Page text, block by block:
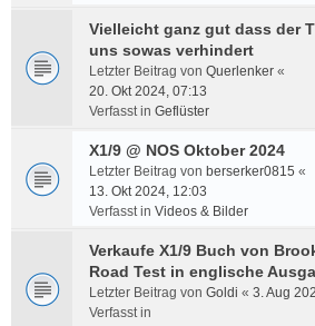
Vielleicht ganz gut dass der
uns sowas verhindert
Letzter Beitrag von Querlenker «
20. Okt 2024, 07:13
Verfasst in Geflüster
X1/9 @ NOS Oktober 2024
Letzter Beitrag von berserker0815 «
13. Okt 2024, 12:03
Verfasst in Videos & Bilder
Verkaufe X1/9 Buch von
Road Test in englische
Letzter Beitrag von Goldi « 3. Aug
Verfasst in